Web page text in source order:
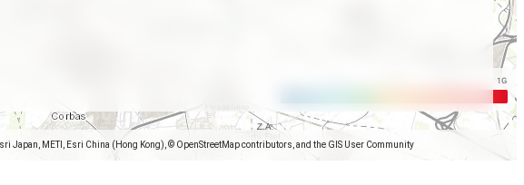
Japan, METI, Esri China (Hong Kong), © OpenStreetMap contributors, and the GIS User Community